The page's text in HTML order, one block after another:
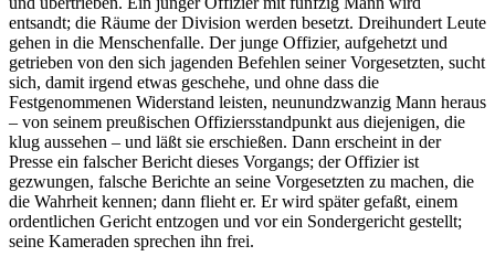
entsandt; die Räume der Division werden besetzt. Dreihundert Leute
gehen in die Menschenfalle. Der junge Offizier, aufgehetzt und
getrieben von den sich jagenden Befehlen seiner Vorgesetzten, sucht
sich, damit irgend etwas geschehe, und ohne dass die
Festgenommenen Widerstand leisten, neunundzwanzig Mann heraus
– von seinem preußischen Offiziersstandpunkt aus diejenigen, die
klug aussehen – und läßt sie erschießen. Dann erscheint in der
Presse ein falscher Bericht dieses Vorgangs; der Offizier ist
gezwungen, falsche Berichte an seine Vorgesetzten zu machen, die
die Wahrheit kennen; dann flieht er. Er wird später gefaßt, einem
ordentlichen Gericht entzogen und vor ein Sondergericht gestellt;
seine Kameraden sprechen ihn frei.